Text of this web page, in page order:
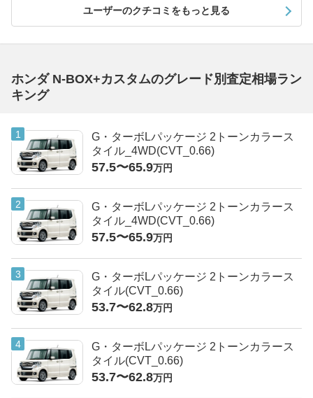
ユーザーのクチコミをもっと見る
ホンダ N-BOX+カスタムのグレード別査定相場ラン
キング
G・ターボLパッケージ 2トーンカラース
タイル_4WD(CVT_0.66)
57.5〜65.9万円
G・ターボLパッケージ 2トーンカラース
タイル_4WD(CVT_0.66)
57.5〜65.9万円
G・ターボLパッケージ 2トーンカラース
タイル(CVT_0.66)
53.7〜62.8万円
G・ターボLパッケージ 2トーンカラース
タイル(CVT_0.66)
53.7〜62.8万円